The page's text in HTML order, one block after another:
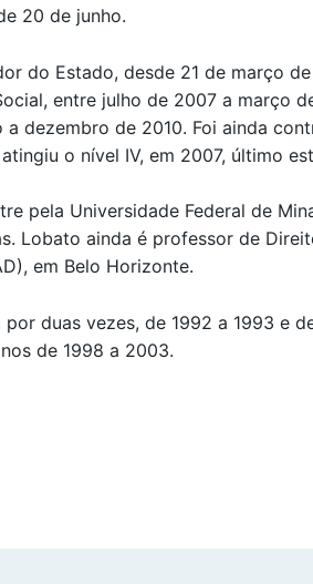
20 de junho.
do Estado, desde 21 de março
entre julho de 2007 a março
a dezembro de 2010. Foi ainda
o nível IV, em 2007, último
pela Universidade Federal de
Lobato ainda é professor de
em Belo Horizonte.
duas vezes, de 1992 a 1993 e
de 1998 a 2003.